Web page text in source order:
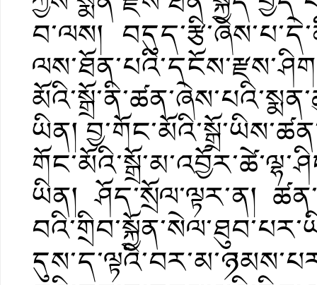
བ་ལས།
ཡིན།
ཡིན། ཤོད་སྲོལ་ལྟར་ན།